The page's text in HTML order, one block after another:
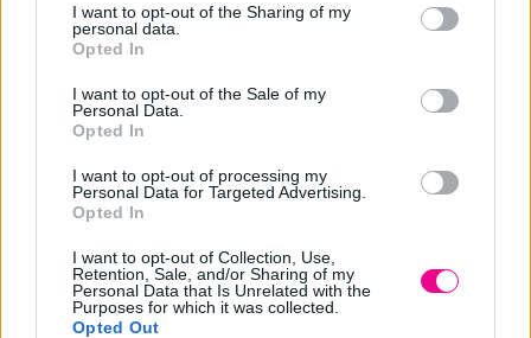
I want to opt-out of the Sharing of my
personal data.
Opted In
I want to opt-out of the Sale of my
Personal Data.
Opted In
I want to opt-out of processing my
Personal Data for Targeted Advertising.
Opted In
I want to opt-out of Collection, Use,
Retention, Sale, and/or Sharing of my
Personal Data that Is Unrelated with the
Purposes for which it was collected.
Opted Out
ΒΆΡΟΣ Μ/Δ
Σχετικά προϊόντα